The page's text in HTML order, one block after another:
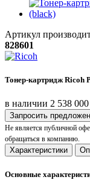
Артикул
828601
Тонер-картридж Ricoh
в наличии 2 538
Запросить
Не является публичной
обращаться в компанию.
Характеристики
Основные